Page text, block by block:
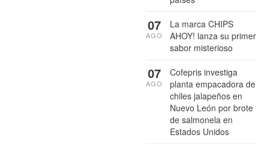
La marca CHIPS
AHOY! lanza su primer
sabor misterioso
07
AGO
Cofepris investiga
planta empacadora de
chiles jalapeños en
Nuevo León por brote
de salmonela en
Estados Unidos
07
AGO